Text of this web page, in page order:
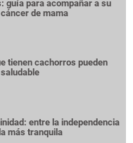
guía para acompañar a su
de mama
tienen cachorros pueden
entre la independencia
más tranquila